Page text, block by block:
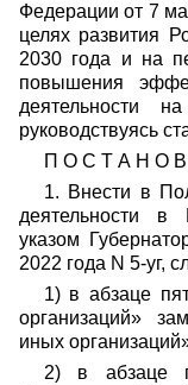
Федерации от 7
целях развития
2030 года и на
повышения
деятельности
руководствуясь
П О С Т А Н О
1. Внести в
деятельности в
указом
2022 года N 5-уг,
1) в абзаце
организаций»
иных
2) в абзаце